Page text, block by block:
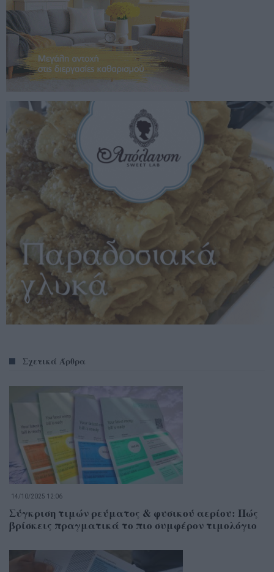
Σχετικά Άρθρα
14/10/2025 12:06
Σύγκριση τιμών ρεύματος & φυσικού αερίου: Πώς
βρίσκεις πραγματικά το πιο συμφέρον τιμολόγιο